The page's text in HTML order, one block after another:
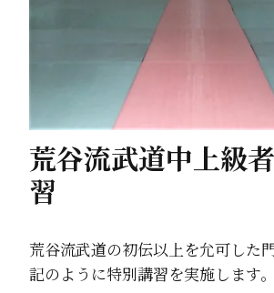
荒谷流武道中上級
習
荒谷流武道の初伝以上を允可した
記のように特別講習を実施します。